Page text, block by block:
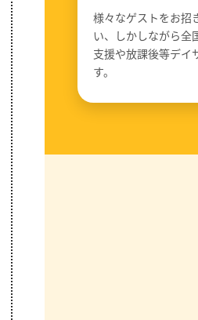
様々なゲストをお招
い、しかしながら全
支援や放課後等デイ
す。